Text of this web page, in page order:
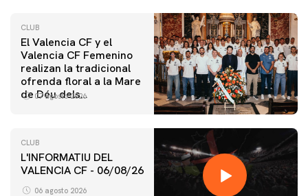
CLUB
El Valencia CF y el
Valencia CF Femenino
realizan la tradicional
ofrenda floral a la Mare
de Déu dels
07 agosto 2026
CLUB
L'INFORMATIU DEL
VALENCIA CF - 06/08/26
06 agosto 2026
PRIMER EQUIPO
ENTRENAMIENTO DEL VALENCIA CF 6/8/2026